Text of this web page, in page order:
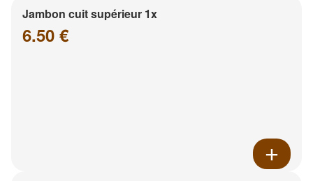
Jambon cuit supérieur 1x
6.50 €